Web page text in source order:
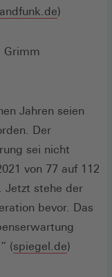
(Öffnet
)
Grimm
Jahren seien
Der
sei nicht
von 77 auf 112
Jetzt stehe der
bevor. Das
(spiegel.de(Öffnet
)